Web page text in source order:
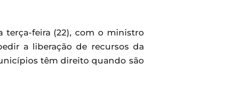
terça-feira (22), com o ministro
a liberação de recursos da
têm direito quando são